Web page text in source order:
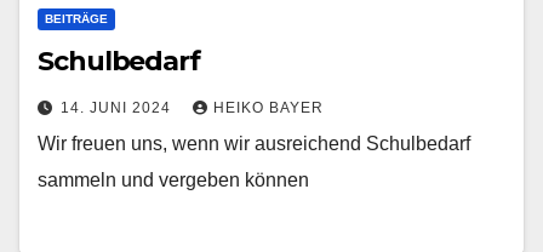
BEITRÄGE
Schulbedarf
14. JUNI 2024 HEIKO BAYER
Wir freuen uns, wenn wir ausreichend Schulbedarf
sammeln und vergeben können